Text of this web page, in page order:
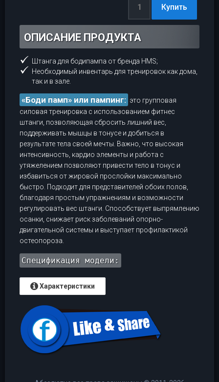
ОПИСАНИЕ ПРОДУКТА
Штанга для бодипампа от бренда HMS;
Необходимый инвентарь для тренировок как дома,
так и в зале.
«Боди памп» или пампинг: это групповая
силовая тренировка с использованием фитнес
штанги, позволяющая сбросить лишний вес,
поддерживать мышцы в тонусе и добиться в
результате тела своей мечты. Важно, что высокая
интенсивность, кардио элементы и работа с
утяжелением позволяют привести тело в тонус и
избавиться от жировой прослойки максимально
быстро. Подходит для представителей обоих полов,
благодаря простым упражнениям и возможности
регулировать вес штанги. Способствует выпрямлению
осанки, снижает риск заболеваний опорно-
двигательной системы и выступает профилактикой
остеопороза.
Спецификация модели:
Характеристики